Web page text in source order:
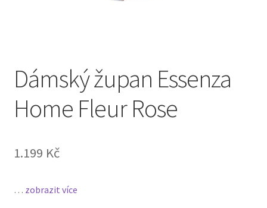
Dámský župan Essenza
Home Fleur Rose
1.199 Kč
… zobrazit více